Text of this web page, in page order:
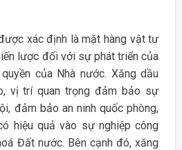
xác định là mặt hàng vật tư
lược đối với sự phát triển của
của Nhà nước. Xăng dầu
vị trí quan trọng đảm bảo sự
đảm bảo an ninh quốc phòng,
hiệu quả vào sự nghiệp công
Đất nước. Bên cạnh đó, xăng